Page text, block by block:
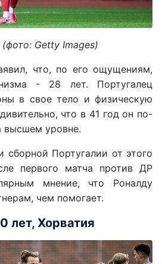
Getty Images)
что, по его ощущениям,
- 28 лет. Португалец
в свое тело и физическую
что в 41 год он по-
высшем уровне.
сборной Португалии от этого
первого матча против ДР
мнение, что Роналду
чем помогает.
лет, Хорватия